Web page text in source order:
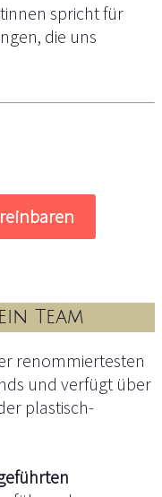
spricht für
die uns
und Eigenfett hat
erzielt. Ich
Brust!"
ich mich für
entschieden.
ich habe endlich
Team
renommiertesten
und verfügt über
plastisch-